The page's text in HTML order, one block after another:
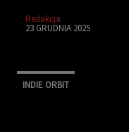
Redakcja
23 GRUDNIA 2025
INDIE ORBIT